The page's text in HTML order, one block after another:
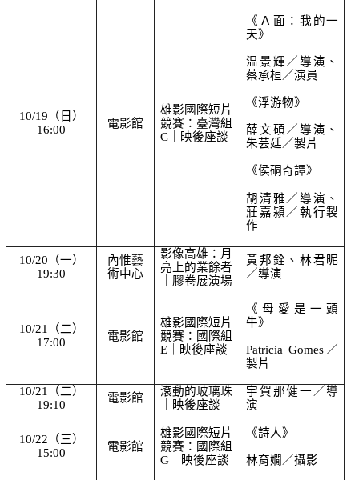
10/19（日）
16:00
電影館
雄影國際短片
競賽：臺灣組
C｜映後座談
《Ａ面：我的一
天》
温景輝／導演、
蔡承桓／演員
《浮游物》
薛文碩／導演、
朱芸廷／製片
《侯硐奇譚》
胡清雅／導演、
莊嘉潁／執行製
作
10/20（一）
19:30
內惟藝
術中心
影像高雄：月
亮上的業餘者
｜膠卷展演場
黃邦銓、林君昵
／導演
10/21（二）
17:00
電影館
雄影國際短片
競賽：國際組
E｜映後座談
《母愛是一頭
牛》
Patricia Gomes／
製片
10/21（二）
19:10
電影館
滾動的玻璃珠
｜映後座談
宇賀那健一／導
演
10/22（三）
15:00
電影館
雄影國際短片
競賽：國際組
G｜映後座談
《詩人》
林育嫺／攝影